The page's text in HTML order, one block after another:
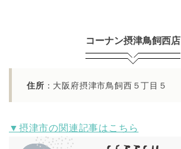
コーナン摂津鳥飼西店
住所 ：大阪府摂津市鳥飼西５丁目５
▼摂津市の関連記事はこちら